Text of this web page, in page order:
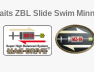
ZBL Slide Swim